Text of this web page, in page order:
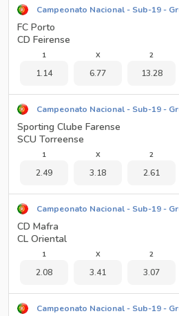
Campeonato Nacional - Sub-19 -
FC Porto
CD Feirense
1
1.14
X
6.77
2
13.28
Campeonato Nacional - Sub-19 -
Sporting Clube Farense
SCU Torreense
1
2.49
X
3.18
2
2.61
Campeonato Nacional - Sub-19 -
CD Mafra
CL Oriental
1
2.08
X
3.41
2
3.07
Campeonato Nacional - Sub-19 -